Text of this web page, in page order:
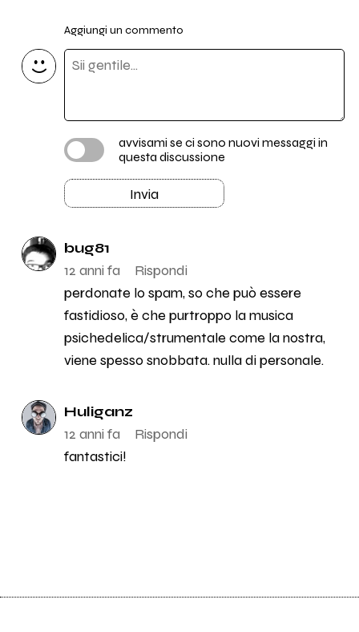
Aggiungi un commento
avvisami se ci sono nuovi messaggi in
questa discussione
Invia
bug81
12 anni fa
Rispondi
perdonate lo spam, so che può essere
fastidioso, è che purtroppo la musica
psichedelica/strumentale come la nostra,
viene spesso snobbata. nulla di personale.
Huliganz
12 anni fa
Rispondi
fantastici!